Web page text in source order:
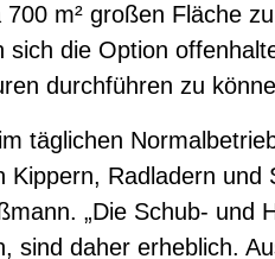
m² großen Fläche
sich die Option
durchführen zu
täglichen
Kippern, Radladern und
„Die Schub- und
sind daher erheblich.